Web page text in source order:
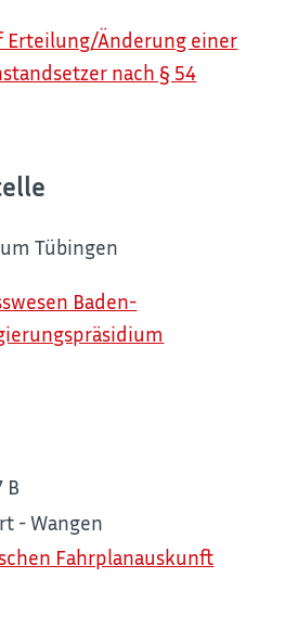
Erteilung/Änderung einer
nach § 54
Tübingen
Baden-
B
- Wangen
Fahrplanauskunft